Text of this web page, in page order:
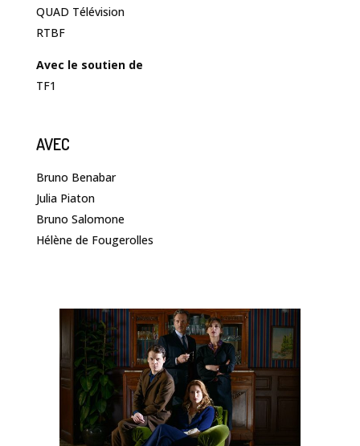
QUAD Télévision
RTBF
Avec le soutien de
TF1
AVEC
Bruno Benabar
Julia Piaton
Bruno Salomone
Hélène de Fougerolles